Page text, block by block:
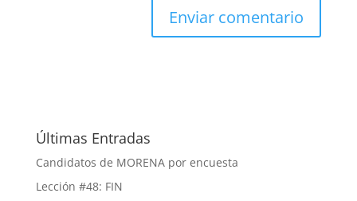
Últimas Entradas
Candidatos de MORENA por encuesta
Lección #48: FIN